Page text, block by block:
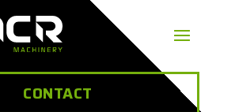
CONTACT